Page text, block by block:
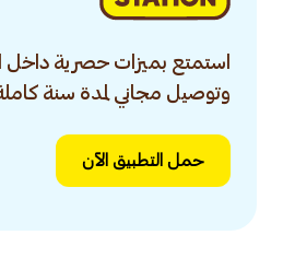
استمتع بميزات حصرية
وتوصيل مجاني لمدة سنة
حمل التطبيق الآن